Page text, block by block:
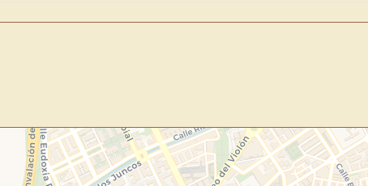
Directorio de Arteestrena su
Recibe y responde mensajes
Sigue las visitas de tus obras